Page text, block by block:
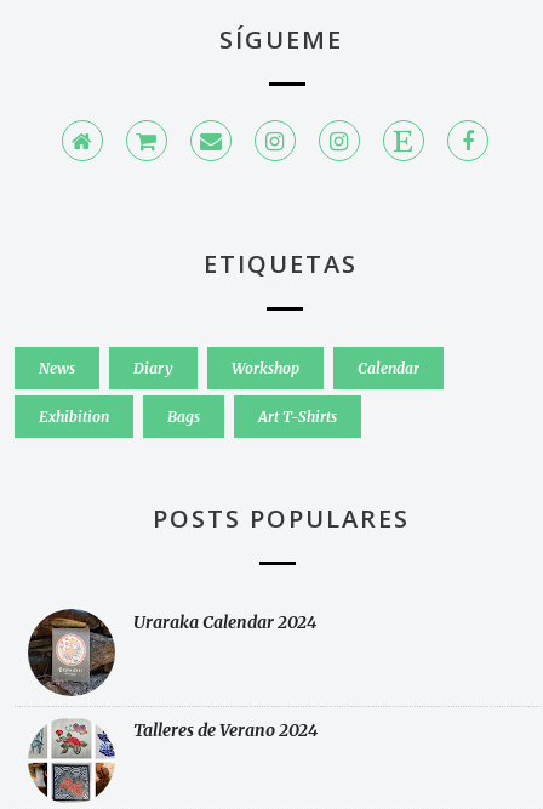
SÍGUEME
ETIQUETAS
News Diary Workshop Calendar
Exhibition Bags Art T-Shirts
POSTS POPULARES
Uraraka Calendar 2024
Talleres de Verano 2024